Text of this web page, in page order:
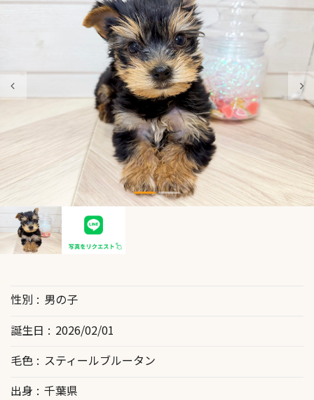
性別
男の子
誕生日
2026/02/01
毛色
スティールブルータン
出身
千葉県